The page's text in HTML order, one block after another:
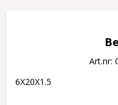
Art.nr:
6X20X1.5